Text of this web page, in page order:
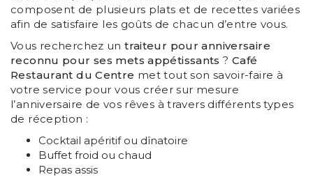
composent de plusieurs plats et de recettes variées
afin de satisfaire les goûts de chacun d’entre vous.
Vous recherchez untraiteur pour anniversaire
reconnu pour ses mets appétissants ? Café
Restaurant du Centre met tout son savoir-faire à
votre service pour vous créer sur mesure
l’anniversaire de vos rêves à travers différents types
de réception :
Cocktail apéritif ou dînatoire
Buffet froid ou chaud
Repas assis